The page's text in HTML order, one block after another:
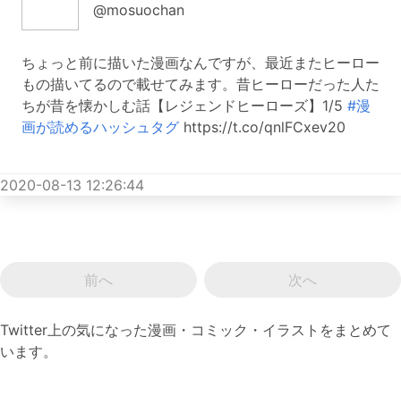
@mosuochan
ちょっと前に描いた漫画なんですが、最近またヒーロー
もの描いてるので載せてみます。昔ヒーローだった人た
ちが昔を懐かしむ話【レジェンドヒーローズ】1/5 #漫
画が読めるハッシュタグ https://t.co/qnlFCxev20
2020-08-13 12:26:44
前へ 次へ
Twitter上の気になった漫画・コミック・イラストをまとめて
います。